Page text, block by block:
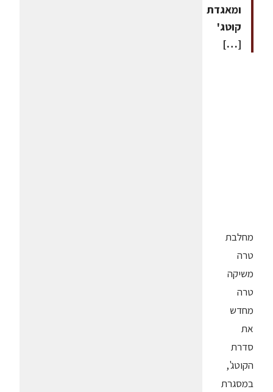
ומאגדת
קוטג'
[…]
מחלבת
טרה
משיקה
טרה
מחדש
את
סדרת
הקוטג',
במסגרת